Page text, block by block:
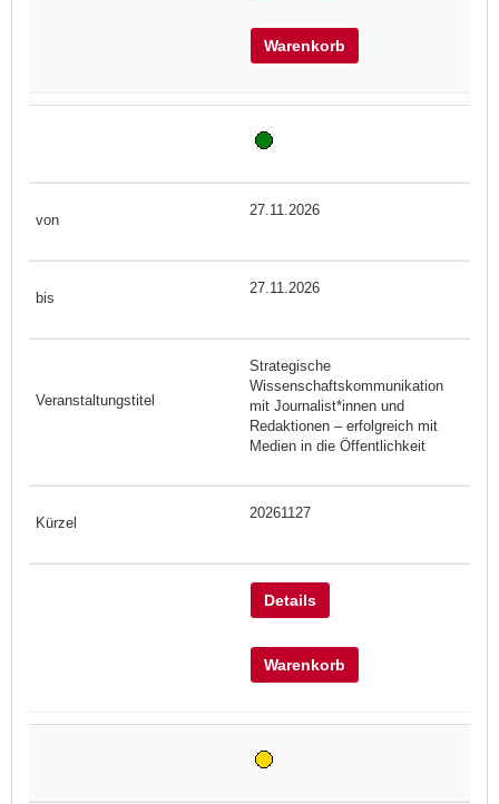
Warenkorb
27.11.2026
27.11.2026
Strategische
Wissenschaftskommunikation
mit Journalist*innen und
Redaktionen – erfolgreich mit
Medien in die Öffentlichkeit
20261127
Details
Warenkorb